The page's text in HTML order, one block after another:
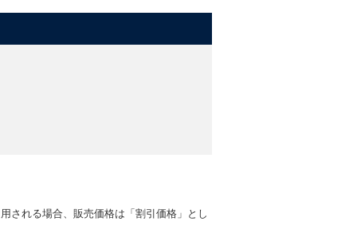
される場合、販売価格は「割引価格」とし